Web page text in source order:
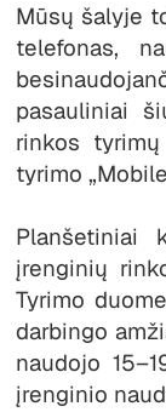
Mūsų šalyje
telefonas,
pasauliniai
rinkos
tyrimo
Planšetiniai
įrenginių
Tyrimo
darbingo
naudojo
įrenginio